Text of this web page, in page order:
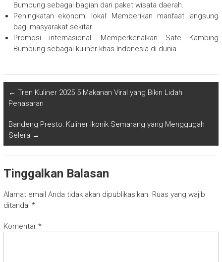
Bumbung sebagai bagian dari paket wisata daerah.
Peningkatan ekonomi lokal: Memberikan manfaat langsung
bagi masyarakat sekitar.
Promosi internasional: Memperkenalkan Sate Kambing
Bumbung sebagai kuliner khas Indonesia di dunia.
← Tren Kuliner 2025 5 Makanan Viral yang Bikin Lidah
Penasaran
Bandeng Presto: Kuliner Ikonik Semarang yang Menggugah
Selera →
Tinggalkan Balasan
Alamat email Anda tidak akan dipublikasikan. Ruas yang wajib
ditandai *
Komentar *